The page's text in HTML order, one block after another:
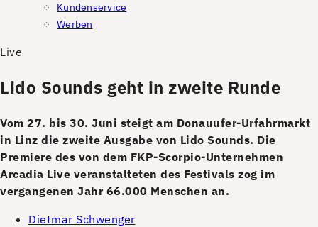
Kundenservice
Werben
Live
Lido Sounds geht in zweite Runde
Vom 27. bis 30. Juni steigt am Donauufer-Urfahrmarkt
in Linz die zweite Ausgabe von Lido Sounds. Die
Premiere des von dem FKP-Scorpio-Unternehmen
Arcadia Live veranstalteten des Festivals zog im
vergangenen Jahr 66.000 Menschen an.
Dietmar Schwenger